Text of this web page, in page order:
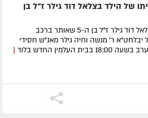
של הילד בצלאל דוד גילר ז"ל בן
הלווייתו של הילד בצלאל דוד גילר ז"ל בן ה-5 שאותר ברכב
יבלחט"א ר' מנשה וחיה גילר מאנ"ש חסידי
העלמין החדש בלוד
|